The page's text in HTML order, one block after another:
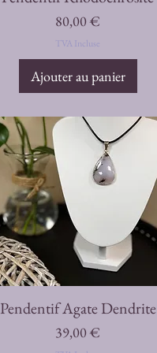
Prix
80,00 €
TVA Incluse
Ajouter au panier
Aperçu rapide
Pendentif Agate Dendrite
Prix
39,00 €